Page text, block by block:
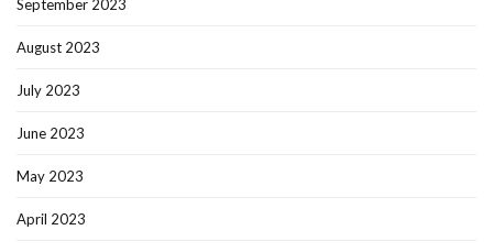
September 2023
August 2023
July 2023
June 2023
May 2023
April 2023